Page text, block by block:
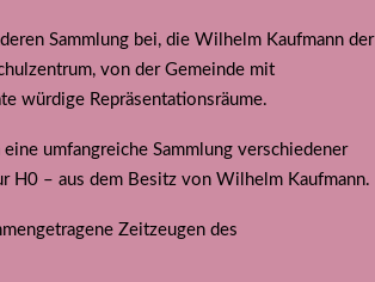
Sammlung bei, die Wilhelm Kaufmann der
von der Gemeinde mit
würdige Repräsentationsräume.
umfangreiche Sammlung verschiedener
H0 – aus dem Besitz von Wilhelm Kaufmann.
Zeitzeugen des